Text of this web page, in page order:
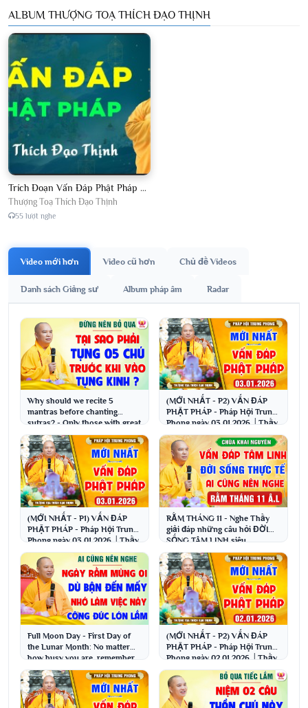
ALBUM THƯỢNG TOẠ THÍCH ĐẠO THỊNH
Trích Đoạn Vấn Đáp Phật Pháp 2026
Thượng Toạ Thích Đạo Thịnh
55 lượt nghe
Video mới hơn Video cũ hơn Chủ đề Videos
Danh sách Giảng sư Album pháp âm Radar
Why should we recite 5
mantras before chanting
sutras? - Only those with great
fortune can hear t...
(MỚI NHẤT - P2) VẤN ĐÁP
PHẬT PHÁP - Pháp Hội Trung
Phong ngày 03.01.2026 │Thầy
Thích Đạo Thịnh
(MỚI NHẤT - P1) VẤN ĐÁP
PHẬT PHÁP - Pháp Hội Trung
Phong ngày 03.01.2026 │Thầy
Thích Đạo Thịnh
RẰM THÁNG 11 - Nghe Thầy
giải đáp những câu hỏi ĐỜI
SỐNG TÂM LINH siêu
hay│Thầy Thích Đạo Thịnh
Full Moon Day - First Day of
the Lunar Month: No matter
how busy you are, remember
to do this; it...
(MỚI NHẤT - P2) VẤN ĐÁP
PHẬT PHÁP - Pháp Hội Trung
Phong ngày 02.01.2026 │Thầy
Thích Đạo Thịnh